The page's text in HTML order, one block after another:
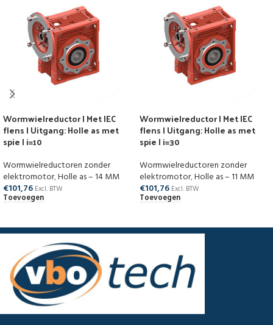
Wormwielreductor | Met IEC
flens | Uitgang: Holle as met
spie | i=10
Wormwielreductoren zonder
elektromotor,Holle as – 14 MM
€101,76 Excl. BTW
Toevoegen
Wormwielreductor | Met IEC
flens | Uitgang: Holle as met
spie | i=30
Wormwielreductoren zonder
elektromotor,Holle as – 11 MM
€101,76 Excl. BTW
Toevoegen